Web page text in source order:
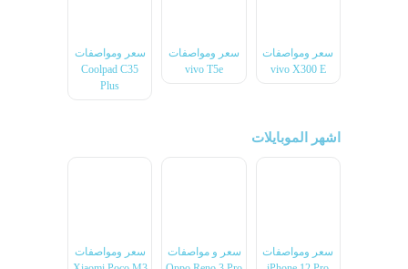
سعر ومواصفات
vivo X300 E
سعر ومواصفات
vivo T5e
سعر ومواصفات
Coolpad C35
Plus
اشهر الموبايلات
سعر ومواصفات
سعر و مواصفات
سعر ومواصفات